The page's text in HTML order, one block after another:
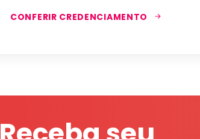
CONFERIR CREDENCIAMENTO